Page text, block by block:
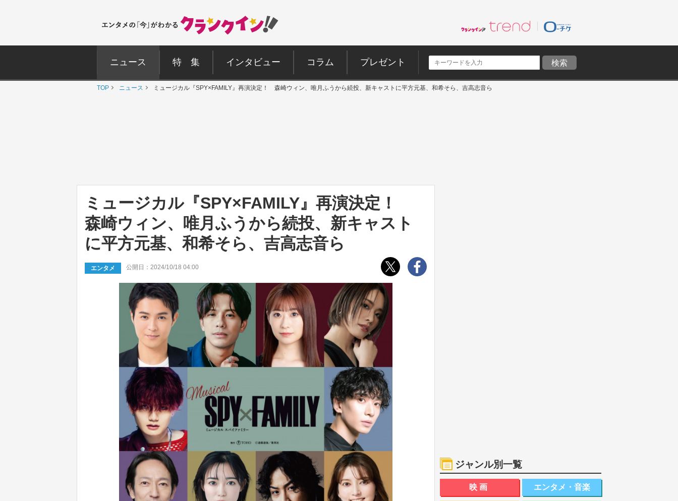
ニュース 特 集 インタビュー コラム プレゼント
TOP ニュース ミュージカル『SPY×FAMILY』再演決定！ 森崎ウィン、唯月ふうから続投、新キャストに平方元基、和希そら、吉高志音ら
ミュージカル『SPY×FAMILY』再演決定！
森崎ウィン、唯月ふうから続投、新キャスト
に平方元基、和希そら、吉高志音ら
エンタメ 公開日：2024/10/18 04:00
ジャンル別一覧
映画 エンタメ・音楽